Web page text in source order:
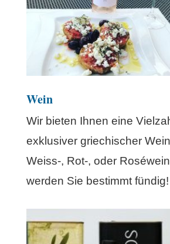
Wein
Wir bieten Ihnen eine
exklusiver griechischer
Weiss-, Rot-, oder
werden Sie bestimmt fündig!